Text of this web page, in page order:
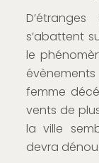
s’abattent
le
femme
vents de
la ville
devra